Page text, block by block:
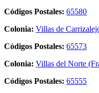
Códigos Postales: 65580
Colonia: Villas de
Códigos Postales: 65573
Colonia: Villas del Norte
Códigos Postales: 65555